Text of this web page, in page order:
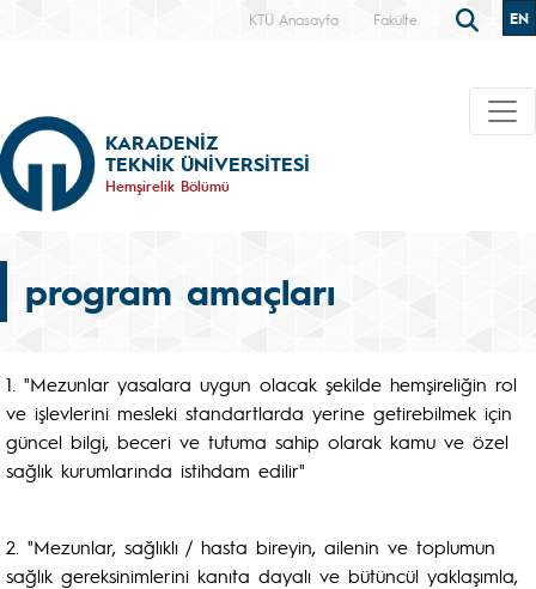
KTÜ Anasayfa Fakülte EN
KARADENİZ
TEKNİK ÜNİVERSİTESİ
Hemşirelik Bölümü
program amaçları
1. "Mezunlar yasalara uygun olacak şekilde hemşireliğin rol
ve işlevlerini mesleki standartlarda yerine getirebilmek için
güncel bilgi, beceri ve tutuma sahip olarak kamu ve özel
sağlık kurumlarında istihdam edilir"
2. "Mezunlar, sağlıklı / hasta bireyin, ailenin ve toplumun
sağlık gereksinimlerini kanıta dayalı ve bütüncül yaklaşımla,